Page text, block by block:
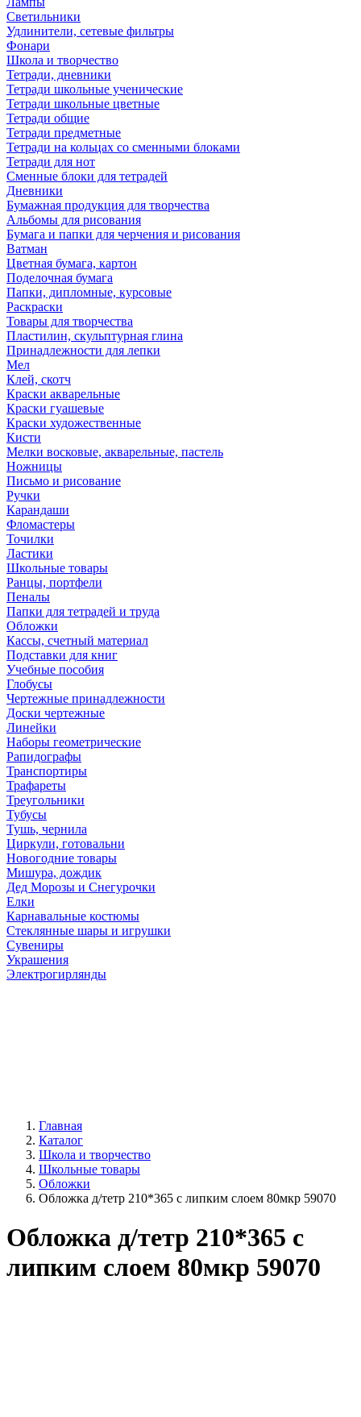
Светильники
Удлинители, сетевые фильтры
Фонари
Школа и творчество
Тетради, дневники
Тетради школьные ученические
Тетради школьные цветные
Тетради общие
Тетради предметные
Тетради на кольцах со сменными блоками
Тетради для нот
Сменные блоки для тетрадей
Дневники
Бумажная продукция для творчества
Альбомы для рисования
Бумага и папки для черчения и рисования
Ватман
Цветная бумага, картон
Поделочная бумага
Папки, дипломные, курсовые
Раскраски
Товары для творчества
Пластилин, скульптурная глина
Принадлежности для лепки
Мел
Клей, скотч
Краски акварельные
Краски гуашевые
Краски художественные
Кисти
Мелки восковые, акварельные, пастель
Ножницы
Письмо и рисование
Ручки
Карандаши
Фломастеры
Точилки
Ластики
Школьные товары
Ранцы, портфели
Пеналы
Папки для тетрадей и труда
Обложки
Кассы, счетный материал
Подставки для книг
Учебные пособия
Глобусы
Чертежные принадлежности
Доски чертежные
Линейки
Наборы геометрические
Рапидографы
Транспортиры
Трафареты
Треугольники
Тубусы
Тушь, чернила
Циркули, готовальни
Новогодние товары
Мишура, дождик
Дед Морозы и Снегурочки
Елки
Карнавальные костюмы
Стеклянные шары и игрушки
Сувениры
Украшения
Электрогирлянды
Главная
Каталог
Школа и творчество
Школьные товары
Обложки
Обложка д/тетр 210*365 с липким слоем 80мкр 59070
Обложка д/тетр 210*365 с
липким слоем 80мкр 59070